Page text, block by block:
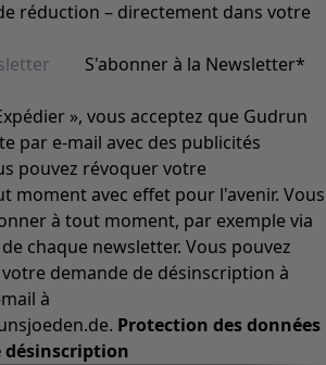
réduction – directement dans votre
S'abonner à la Newsletter*
», vous acceptez que Gudrun
par e-mail avec des publicités
pouvez révoquer votre
moment avec effet pour l'avenir. Vous
à tout moment, par exemple via
chaque newsletter. Vous pouvez
demande de désinscription à
à
Protection des données